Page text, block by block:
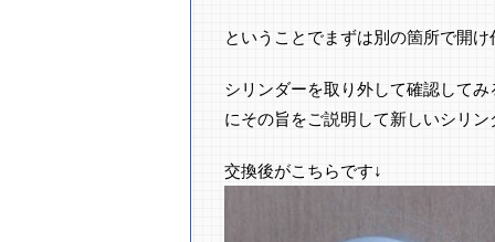
ということでまずは別の箇所で開
シリンダーを取り外して確認して
にその旨をご説明して新しいシリ
交換後がこちらです↓